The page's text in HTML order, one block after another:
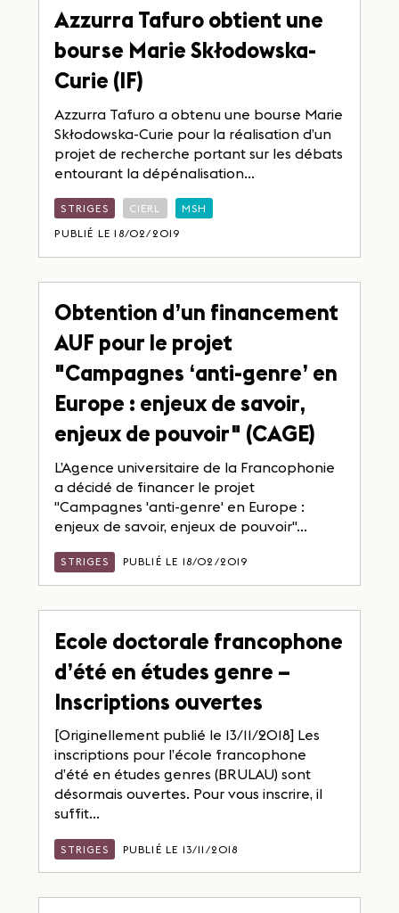
Azzurra Tafuro obtient une
bourse Marie Skłodowska-
Curie (IF)
Azzurra Tafuro a obtenu une bourse Marie
Skłodowska-Curie pour la réalisation d’un
projet de recherche portant sur les débats
entourant la dépénalisation...
STRIGES CIERL
MSH
PUBLIÉ LE 18/02/2019
Obtention d’un financement
AUF pour le projet
"Campagnes ‘anti-genre’ en
Europe : enjeux de savoir,
enjeux de pouvoir" (CAGE)
L’Agence universitaire de la Francophonie
a décidé de financer le projet
"Campagnes 'anti-genre' en Europe :
enjeux de savoir, enjeux de pouvoir"...
STRIGES PUBLIÉ LE 18/02/2019
Ecole doctorale francophone
d’été en études genre –
Inscriptions ouvertes
[Originellement publié le 13/11/2018] Les
inscriptions pour l’école francophone
d’été en études genres (BRULAU) sont
désormais ouvertes. Pour vous inscrire, il
suffit...
STRIGES PUBLIÉ LE 13/11/2018